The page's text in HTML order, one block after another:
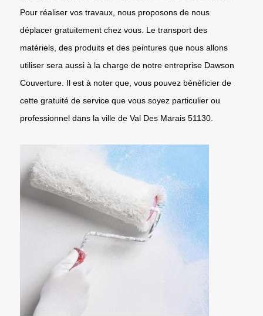
Pour réaliser vos travaux, nous proposons de nous
déplacer gratuitement chez vous. Le transport des
matériels, des produits et des peintures que nous allons
utiliser sera aussi à la charge de notre entreprise Dawson
Couverture. Il est à noter que, vous pouvez bénéficier de
cette gratuité de service que vous soyez particulier ou
professionnel dans la ville de Val Des Marais 51130.